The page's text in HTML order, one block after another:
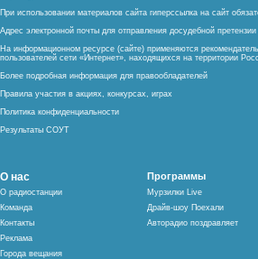
При использовании материалов сайта гиперссылка на сайт
Адрес электронной почты для отправления досудебной
На информационном ресурсе (сайте) применяются
пользователей сети «Интернет», находящихся на территории
Более подробная информация для правообладателей
Правила участия в акциях, конкурсах, играх
Политика конфиденциальности
Результаты СОУТ
О нас
О радиостанции
Команда
Контакты
Реклама
Города вещания
Программы
Мурзилки Live
Драйв-шоу Поехали
Авторадио поздравляет